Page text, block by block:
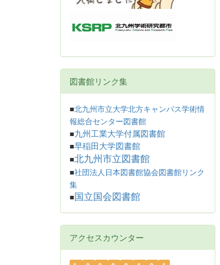
図書館リンク集
■北九州市立大学北方キャンパス学術情
報総合センター図書館
■九州工業大学付属図書館
■早稲田大学図書館
■北九州市立図書館
■社団法人日本図書館協会図書館リンク
集
■ 国立国会図書館
アクセスカウンター